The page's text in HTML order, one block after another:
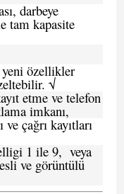
darbeye
tam kapasite
yeni özellikler
√
etme ve telefon
imkanı,
çağrı kayıtları
1 ile 9, veya
ve görüntülü